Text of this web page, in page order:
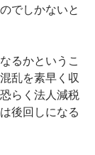
でしかないと
るかというこ
乱を素早く収
らく法人減税
後回しになる